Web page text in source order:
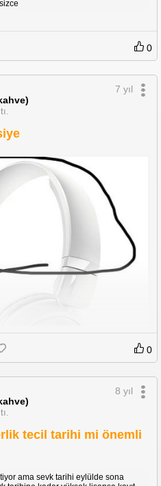
0
7 yıl
olmayan kulak üstükulaklık var mı
0
8 yıl
tecil tarihi mi önemli
ama sevk tarihi eylülde sona